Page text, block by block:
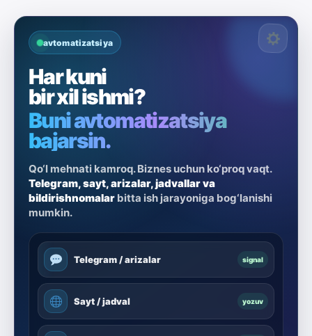
avtomatizatsiya
Har kuni
bir xil ishmi?
Buni avtomatizatsiya
bajarsin.
Qo‘l mehnati kamroq. Biznes uchun ko‘proq vaqt.
Telegram, sayt, arizalar, jadvallar va
bildirishnomalar bitta ish jarayoniga bog‘lanishi
mumkin.
Telegram / arizalar signal
Sayt / jadval yozuv